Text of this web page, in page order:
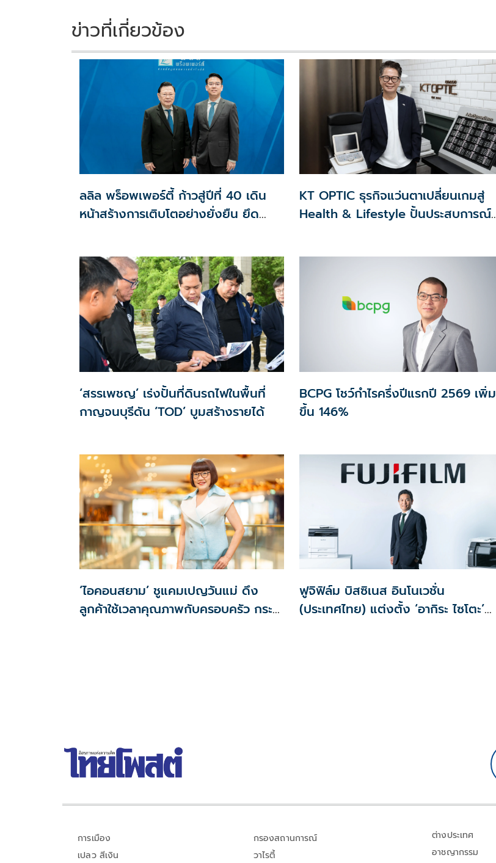
k k
ข่าวที่เกี่ยวข้อง
ลลิล พร็อพเพอร์ตี้ ก้าวสู่ปีที่ 40 เดิน
หน้าสร้างการเติบโตอย่างยั่งยืน ยึด
KT OPTIC ธุรกิจแว่นตาเปลี่ยนเกมสู่
Health & Lifestyle ปั้นประสบการณ์
‘สรรเพชญ’ เร่งปั้นที่ดินรถไฟในพื้นที่
กาญจนบุรีดัน ‘TOD’ บูมสร้างรายได้
BCPG โชว์กำไรครึ่งปีแรกปี 2569 เพิ่ม
ขึ้น 146%
‘ไอคอนสยาม’ ชูแคมเปญวันแม่ ดึง
ลูกค้าใช้เวลาคุณภาพกับครอบครัว กระ
ฟูจิฟิล์ม บิสซิเนส อินโนเวชั่น
(ประเทศไทย) แต่งตั้ง ‘อากิระ ไซโตะ’
การเมือง
เปลว สีเงิน
กรองสถานการณ์
วาไรตี้
ต่างประเทศ
อาชญากรรม